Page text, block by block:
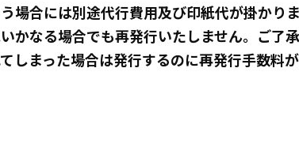
場合には別途代行費用及び印紙代が掛かりま
かなる場合でも再発行いたしません。ご了承
しまった場合は発行するのに再発行手数料